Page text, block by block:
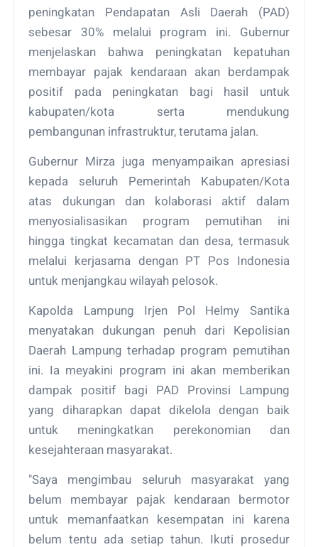
peningkatan Pendapatan Asli Daerah (PAD)
sebesar 30% melalui program ini. Gubernur
menjelaskan bahwa peningkatan kepatuhan
membayar pajak kendaraan akan berdampak
positif pada peningkatan bagi hasil untuk
kabupaten/kota serta mendukung
pembangunan infrastruktur, terutama jalan.
Gubernur Mirza juga menyampaikan apresiasi
kepada seluruh Pemerintah Kabupaten/Kota
atas dukungan dan kolaborasi aktif dalam
menyosialisasikan program pemutihan ini
hingga tingkat kecamatan dan desa, termasuk
melalui kerjasama dengan PT Pos Indonesia
untuk menjangkau wilayah pelosok.
Kapolda Lampung Irjen Pol Helmy Santika
menyatakan dukungan penuh dari Kepolisian
Daerah Lampung terhadap program pemutihan
ini. Ia meyakini program ini akan memberikan
dampak positif bagi PAD Provinsi Lampung
yang diharapkan dapat dikelola dengan baik
untuk meningkatkan perekonomian dan
kesejahteraan masyarakat.
"Saya mengimbau seluruh masyarakat yang
belum membayar pajak kendaraan bermotor
untuk memanfaatkan kesempatan ini karena
belum tentu ada setiap tahun. Ikuti prosedur